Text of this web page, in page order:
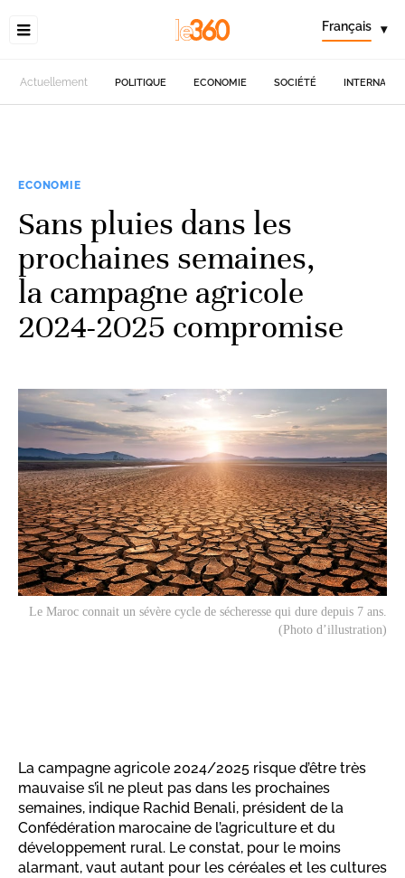
Français ▾
Actuellement POLITIQUE ECONOMIE SOCIÉTÉ
ECONOMIE
Sans pluies dans les
prochaines semaines,
la campagne agricole
2024-2025 compromise
Le Maroc connait un sévère cycle de sécheresse qui dure depuis 7 ans.
(Photo d’illustration)
La campagne agricole 2024/2025 risque d’être très
mauvaise s’il ne pleut pas dans les prochaines
semaines, indique Rachid Benali, président de la
Confédération marocaine de l’agriculture et du
développement rural. Le constat, pour le moins
alarmant, vaut autant pour les céréales et les cultures